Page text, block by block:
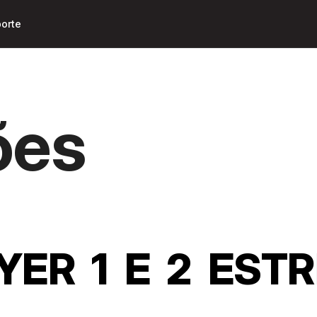
principal
1 E 2